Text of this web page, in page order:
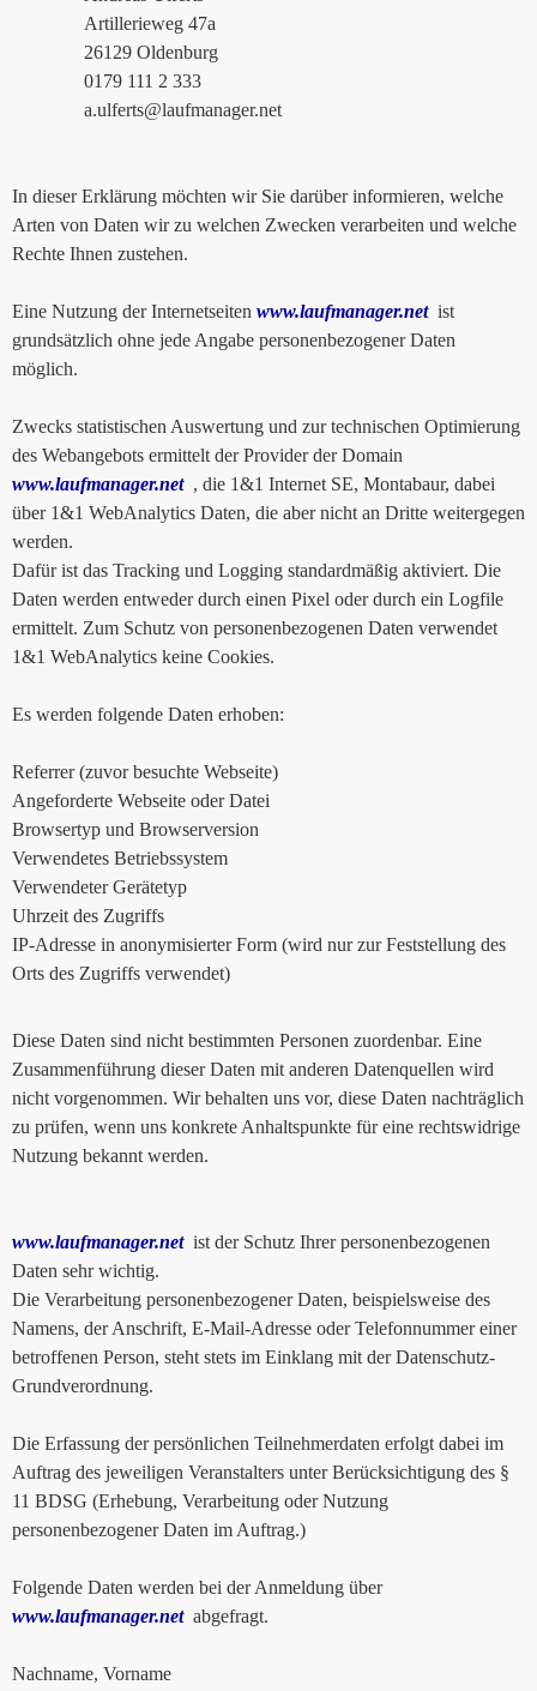
Artillerieweg 47a
26129 Oldenburg
0179 111 2 333
a.ulferts@laufmanager.net
In dieser Erklärung möchten wir Sie darüber informieren, welche
Arten von Daten wir zu welchen Zwecken verarbeiten und welche
Rechte Ihnen zustehen.
Eine Nutzung der Internetseiten www.laufmanager.netist
grundsätzlich ohne jede Angabe personenbezogener Daten
möglich.
Zwecks statistischen Auswertung und zur technischen Optimierung
des Webangebots ermittelt der Provider der Domain
www.laufmanager.net, die 1&1 Internet SE, Montabaur, dabei
über 1&1 WebAnalytics Daten, die aber nicht an Dritte weitergegen
werden.
Dafür ist das Tracking und Logging standardmäßig aktiviert. Die
Daten werden entweder durch einen Pixel oder durch ein Logfile
ermittelt. Zum Schutz von personenbezogenen Daten verwendet
1&1 WebAnalytics keine Cookies.
Es werden folgende Daten erhoben:
Referrer (zuvor besuchte Webseite)
Angeforderte Webseite oder Datei
Browsertyp und Browserversion
Verwendetes Betriebssystem
Verwendeter Gerätetyp
Uhrzeit des Zugriffs
IP-Adresse in anonymisierter Form (wird nur zur Feststellung des
Orts des Zugriffs verwendet)
Diese Daten sind nicht bestimmten Personen zuordenbar. Eine
Zusammenführung dieser Daten mit anderen Datenquellen wird
nicht vorgenommen. Wir behalten uns vor, diese Daten nachträglich
zu prüfen, wenn uns konkrete Anhaltspunkte für eine rechtswidrige
Nutzung bekannt werden.
www.laufmanager.netist der Schutz Ihrer personenbezogenen
Daten sehr wichtig.
Die Verarbeitung personenbezogener Daten, beispielsweise des
Namens, der Anschrift, E-Mail-Adresse oder Telefonnummer einer
betroffenen Person, steht stets im Einklang mit der Datenschutz-
Grundverordnung.
Die Erfassung der persönlichen Teilnehmerdaten erfolgt dabei im
Auftrag des jeweiligen Veranstalters unter Berücksichtigung des §
11 BDSG (Erhebung, Verarbeitung oder Nutzung
personenbezogener Daten im Auftrag.)
Folgende Daten werden bei der Anmeldung über
www.laufmanager.netabgefragt.
Nachname, Vorname